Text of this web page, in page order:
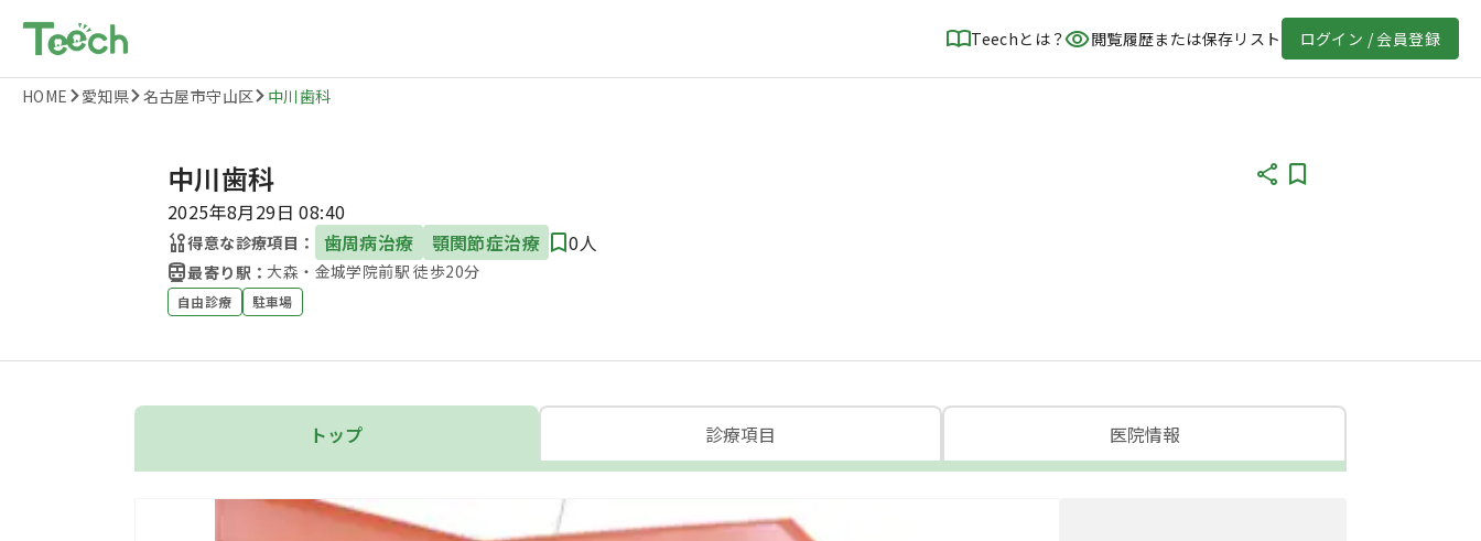
Teechとは？ 閲覧履歴または保存リスト ログイン / 会員登録
HOME 愛知県 名古屋市守山区 中川歯科
中川歯科
2025年8月29日 08:40
得意な診療項目： 歯周病治療 顎関節症治療 0人
最寄り駅： 大森・金城学院前駅 徒歩20分
自由診療 駐車場
トップ 診療項目 医院情報